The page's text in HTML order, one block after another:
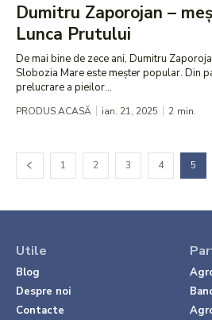
Dumitru Zaporojan –
Lunca Prutului
De mai bine de zece ani, Dumitru
Slobozia Mare este meșter popular. Din pasiunea sa pentru
prelucrare a pieilor...
PRODUS ACASĂ ian. 21, 2025 2 min.
1 2 3 4 5
Utile
Blog
Despre noi
Contacte